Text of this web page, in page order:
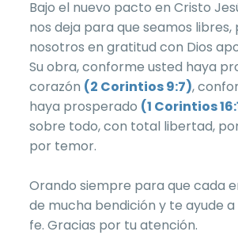
Bajo el nuevo pacto en Cristo
nos deja para que seamos libres,
nosotros en gratitud con Dios
Su obra, conforme usted haya
corazón (2 Corintios 9:7),
haya prosperado (1 Corintios
sobre todo, con total libertad,
por temor.
Orando siempre para que cada
de mucha bendición y te ayude
fe. Gracias por tu atención.